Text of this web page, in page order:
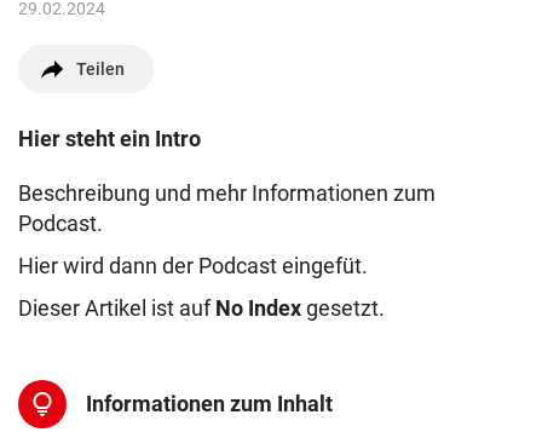
29.02.2024
Teilen
Hier steht ein Intro
Beschreibung und mehr Informationen zum
Podcast.
Hier wird dann der Podcast eingefüt.
Dieser Artikel ist aufNo Indexgesetzt.
lightbulb Informationen zum Inhalt